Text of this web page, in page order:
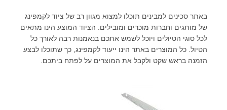
באתר סכינים למבינים תוכלו למצוא מגוון רב של ציוד לקמפינג
של מותגים וחברות מוכרים ומובילים. הציוד המוצע הינו מתאים
לכל סוגי הטיולים ויוכל לשמש אתכם בנאמנות רבה לאורך כל
הטיול. כל המוצרים באתר הינו ייעוד לקמפינג, כך שתוכלו לבצע
הזמנה בראש שקט ולקבל את המוצרים על לפתח ביתכם.